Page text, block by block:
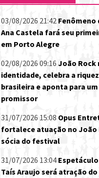
03/08/2026 21:42
Ana Castela fará seu
em Porto Alegre
02/08/2026 09:16 João Rock
identidade, celebra a
brasileira e aponta para
promissor
31/07/2026 15:08 Opus
fortalece atuação no João
sócia do festival
31/07/2026 13:04
Taís Araujo será atração do